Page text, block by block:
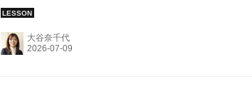
て詳しく解説してもらおう。
大谷奈千代